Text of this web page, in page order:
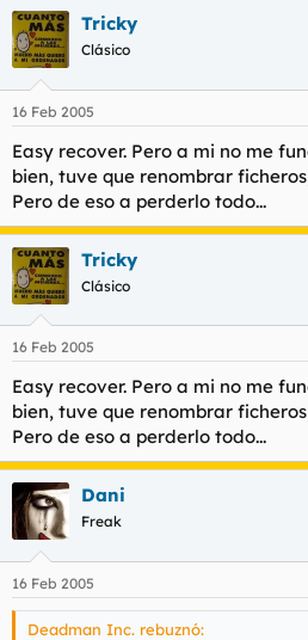
Tricky
Clásico
16 Feb 2005
Easy recover. Pero a mi no me
bien, tuve que renombrar
Pero de eso a perderlo todo...
Tricky
Clásico
16 Feb 2005
Easy recover. Pero a mi no me
bien, tuve que renombrar
Pero de eso a perderlo todo...
Dani
Freak
16 Feb 2005
Deadman Inc. rebuznó: